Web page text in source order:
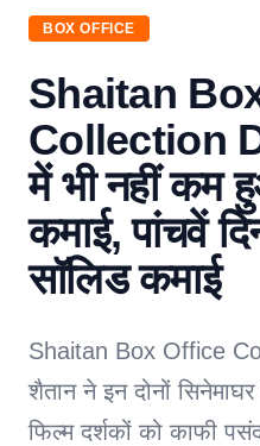
Navjagran
BOX OFFICE
Shaitan
Collection
में भी नहीं कम
कमाई, पांचवें
सॉलिड कमाई
Shaitan Box Office
शैतान ने इन दोनों
फिल्म दर्शकों को काफी